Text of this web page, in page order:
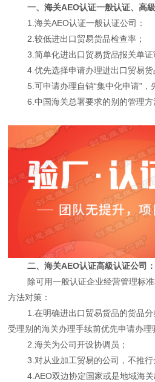
一、海关AEO认证一般认证、高
1.海关AEO认证一般认证公司：
2.较低进出口贸易货品检查率；
3.简单化进出口贸易货品报关单证
4.优先选择申请办理进出口贸易货
5.可申请办理自销“集中化申请”，
6.中国海关总署要求的别的管理方
二、海关AEO认证高級认证公司：
除可用一般认证企业经营管理标准
方法对策：
1.在明确进出口贸易货品的货品分
受理别的海关办理手续前优先申请办理
2.海关为公司开设协调员；
3.对从业加工贸易的公司，不推行
4.AEO双边协定国家或是地域海关